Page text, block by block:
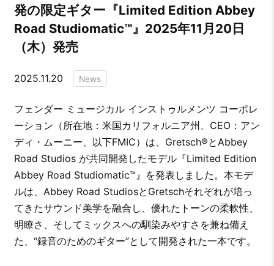
発の限定ギター『Limited Edition Abbey
Road Studiomatic™』2025年11月20日
（木）発売
2025.11.20 News
フェンダー ミュージカル インストゥルメンツ コーポレ
ーション（所在地：米国カリフォルニア州、CEO：アン
ディ・ムーニー、以下FMIC）は、Gretsch®とAbbey
Road Studios が共同開発したモデル『Limited Edition
Abbey Road Studiomatic™』を発表しました。本モデ
ルは、Abbey Road StudiosとGretschそれぞれが培っ
てきたサウンド美学を融合し、優れたトーンの柔軟性、
明瞭さ、そしてミックスへの馴染みやすさを兼ね備え
た、“録音のためのギター”として開発された一本です。